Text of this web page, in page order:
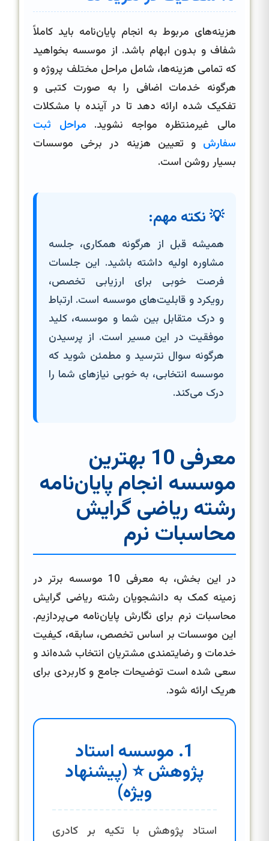
هزینه‌های مربوط به انجام پایان‌نامه باید کاملاً
شفاف و بدون ابهام باشد. از موسسه بخواهید
که تمامی هزینه‌ها، شامل مراحل مختلف پروژه و
هرگونه خدمات اضافی را به صورت کتبی و
تفکیک شده ارائه دهد تا در آینده با مشکلات
مالی غیرمنتظره مواجه نشوید. مراحل ثبت
سفارش و تعیین هزینه در برخی موسسات
بسیار روشن است.
💡 نکته مهم:
همیشه قبل از هرگونه همکاری، جلسه
مشاوره اولیه داشته باشید. این جلسات
فرصت خوبی برای ارزیابی تخصص،
رویکرد و قابلیت‌های موسسه است. ارتباط
و درک متقابل بین شما و موسسه، کلید
موفقیت در این مسیر است. از پرسیدن
هرگونه سوال نترسید و مطمئن شوید که
موسسه انتخابی، به خوبی نیازهای شما را
درک می‌کند.
معرفی 10 بهترین
موسسه انجام پایان‌نامه
رشته ریاضی گرایش
محاسبات نرم
در این بخش، به معرفی 10 موسسه برتر در
زمینه کمک به دانشجویان رشته ریاضی گرایش
محاسبات نرم برای نگارش پایان‌نامه می‌پردازیم.
این موسسات بر اساس تخصص، سابقه، کیفیت
خدمات و رضایتمندی مشتریان انتخاب شده‌اند و
سعی شده است توضیحات جامع و کاربردی برای
هریک ارائه شود.
1. موسسه استاد
پژوهش ⭐ (پیشنهاد
ویژه)
استاد پژوهش با تکیه بر کادری